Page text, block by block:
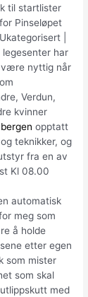
til startlister
Pinseløpet
|
har
være nyttig når
Verdun,
kvinner
opptatt
teknikker, og
fra en av
Kl 08.00
automatisk
meg som
å holde
etter egen
som mister
som skal
med